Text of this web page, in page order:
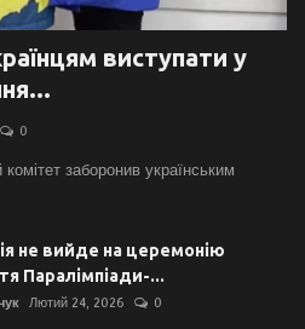
виступати у
0
заборонив українським
не вийде на церемонію
Паралімпіади-...
Лютий 24, 2026 0